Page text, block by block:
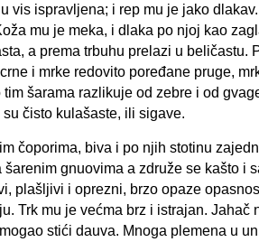
vis ispravljena; i rep mu je jako
mu je meka, i dlaka po njoj kao
a prema trbuhu prelazi u beličastu.
i mrke redovito poređane pruge,
tim šarama razlikuje od zebre i od
čisto kulašaste, ili sigave.
čoporima, biva i po njih stotinu
šarenim gnuovima a združe se kašto i
plašljivi i oprezni, brzo opaze
Trk mu je većma brz i istrajan. Jahač
stići dauva. Mnoga plemena u